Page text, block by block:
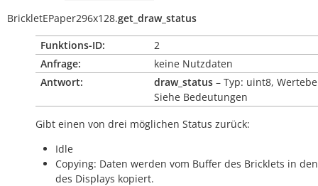
BrickletEPaper296x128.get_draw_status
Funktions-ID:
2
Anfrage:
keine Nutzdaten
Antwort:
draw_status – Typ: uint8,
Siehe Bedeutungen
Gibt einen von drei möglichen Status zurück:
Idle
Copying: Daten werden vom Buffer des Bricklets in
des Displays kopiert.